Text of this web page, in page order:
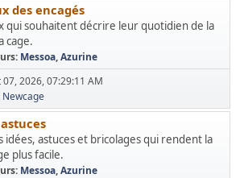
des encagés
qui souhaitent décrire leur quotidien de la
cage.
Messoa,Azurine
07, 2026, 07:29:11 AM
Newcage
idées, astuces et bricolages qui rendent la
plus facile.
Messoa,Azurine